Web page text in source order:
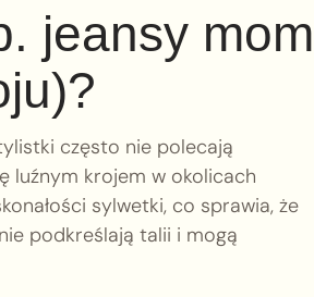
jeansy mom
często nie polecają
luźnym krojem w okolicach
sylwetki, co sprawia, że
podkreślają talii i mogą